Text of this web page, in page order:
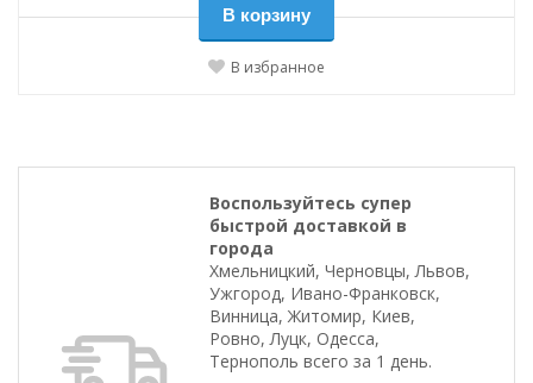
В корзину
В избранное
Воспользуйтесь супер
быстрой доставкой в
города
Хмельницкий, Черновцы, Львов,
Ужгород, Ивано-Франковск,
Винница, Житомир, Киев,
Ровно, Луцк, Одесса,
Тернополь всего за 1 день.